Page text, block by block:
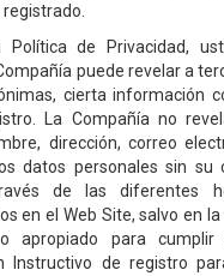
Política de Privacidad,
puede revelar a
cierta información
La Compañía no
dirección, correo
datos personales sin su
de las diferentes
en el Web Site, salvo en
apropiado para
Instructivo de registro